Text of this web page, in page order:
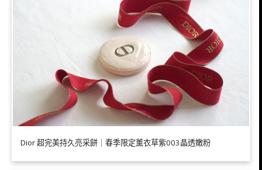
Dior 超完美持久亮采餅｜春季限定薰衣草紫003晶透嫩粉